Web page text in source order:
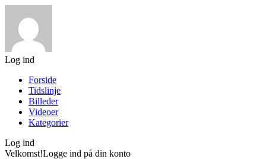
Log ind
Forside
Tidslinje
Billeder
Videoer
Kategorier
Log ind
Velkomst!Logge ind på din konto